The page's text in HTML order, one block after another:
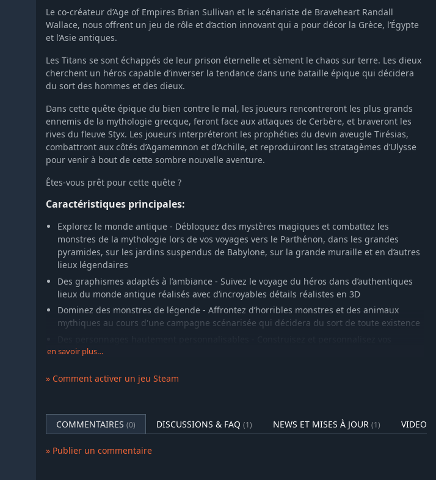
Le co-créateur d’Age of Empires Brian Sullivan et le scénariste de Braveheart Randall
Wallace, nous offrent un jeu de rôle et d’action innovant qui a pour décor la Grèce, l’Égypte
et l’Asie antiques.
Les Titans se sont échappés de leur prison éternelle et sèment le chaos sur terre. Les dieux
cherchent un héros capable d’inverser la tendance dans une bataille épique qui décidera
du sort des hommes et des dieux.
Dans cette quête épique du bien contre le mal, les joueurs rencontreront les plus grands
ennemis de la mythologie grecque, feront face aux attaques de Cerbère, et braveront les
rives du fleuve Styx. Les joueurs interpréteront les prophéties du devin aveugle Tirésias,
combattront aux côtés d’Agamemnon et d’Achille, et reproduiront les stratagèmes d’Ulysse
pour venir à bout de cette sombre nouvelle aventure.
Êtes-vous prêt pour cette quête ?
Caractéristiques principales:
Explorez le monde antique - Débloquez des mystères magiques et combattez les
monstres de la mythologie lors de vos voyages vers le Parthénon, dans les grandes
pyramides, sur les jardins suspendus de Babylone, sur la grande muraille et en d’autres
lieux légendaires
Des graphismes adaptés à l’ambiance - Suivez le voyage du héros dans d’authentiques
lieux du monde antique réalisés avec d’incroyables détails réalistes en 3D
Dominez des monstres de légende - Affrontez d’horribles monstres et des animaux
mythiques au cours d'une campagne scénarisée qui décidera du sort de toute existence
personnages avec 28 classes et plus de 1000 objets légendaires uniques afin de créer le
Jeu multijoueur en ligne - Affrontez d’autres joueurs pour expérimenter vos propres
utiliser, pour une aventure inépuisable
en savoir plus…
» Comment activer un jeu Steam
COMMENTAIRES (0) DISCUSSIONS & FAQ (1) NEWS ET MISES À JOUR (1) VIDEOS
» Publier un commentaire